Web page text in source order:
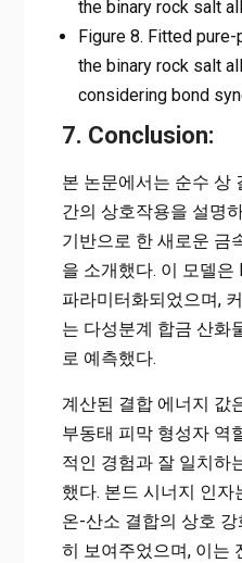
the binary rock salt
Figure 8. Fitted
the binary rock salt
considering bond
7. Conclusion:
본 논문에서는 순수 상
간의 상호작용을 설명
기반으로 한 새로운 금
을 소개했다. 이 모델은
파라미터화되었으며,
는 다성분계 합금 산화
로 예측했다.
계산된 결합 에너지 값
부동태 피막 형성자 역
적인 경험과 잘 일치하
했다. 본드 시너지 인자
온-산소 결합의 상호
히 보여주었으며, 이는